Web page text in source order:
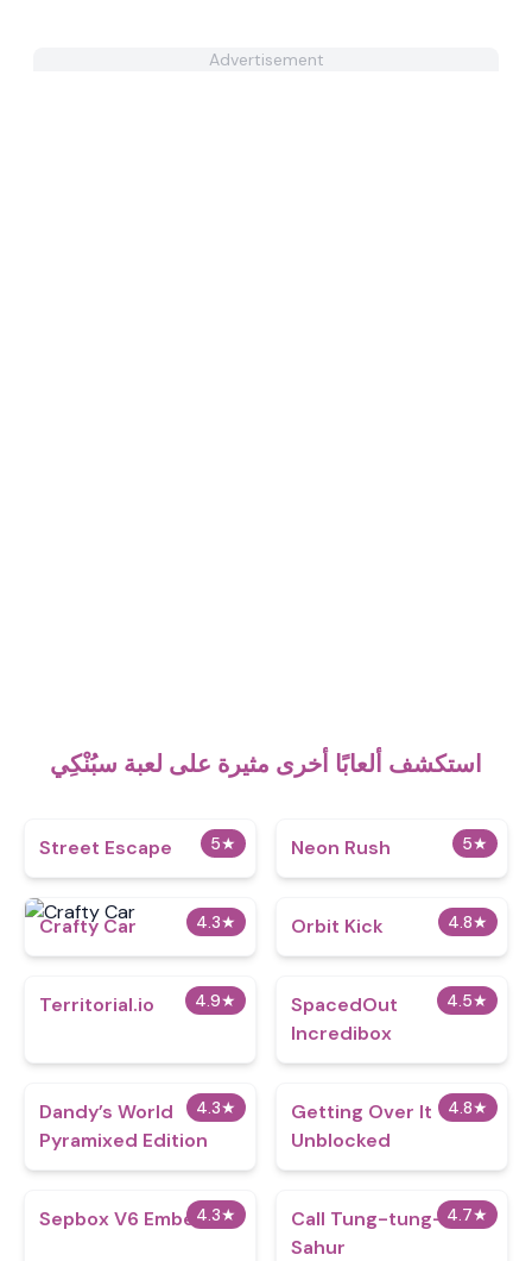
Advertisement
استكشف ألعابًا أخرى مثيرة على لعبة سبُنْكِي
5★
Street Escape 5★
Neon Rush
4.3★
Crafty Car 4.8★
Orbit Kick
4.9★
Territorial.io 4.5★
SpacedOut
Incredibox
4.3★
Dandy’s World
Pyramixed Edition
4.8★
Getting Over It
Unblocked
4.3★
Sepbox V6 Embers 4.7★
Call Tung-tung-tung
Sahur